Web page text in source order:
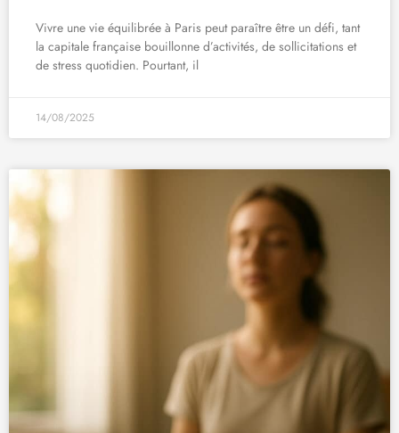
Vivre une vie équilibrée à Paris peut paraître être un défi, tant
la capitale française bouillonne d’activités, de sollicitations et
de stress quotidien. Pourtant, il
14/08/2025